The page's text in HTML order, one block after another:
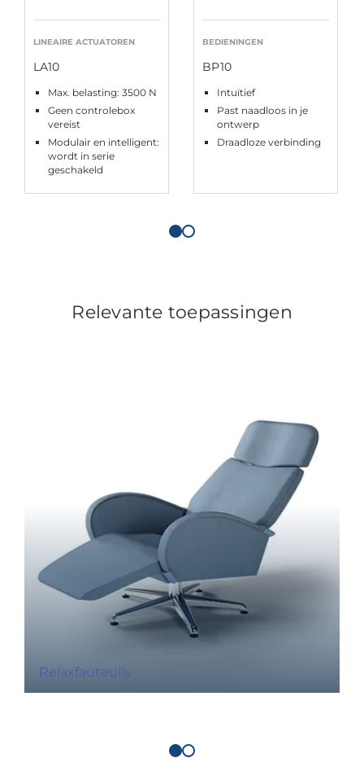
LINEAIRE ACTUATOREN
LA10
Max. belasting: 3500 N
Geen controlebox
vereist
Modulair en intelligent:
wordt in serie
geschakeld
BEDIENINGEN
BP10
Intuïtief
Past naadloos in je
ontwerp
Draadloze verbinding
Relevante toepassingen
Relaxfauteuils